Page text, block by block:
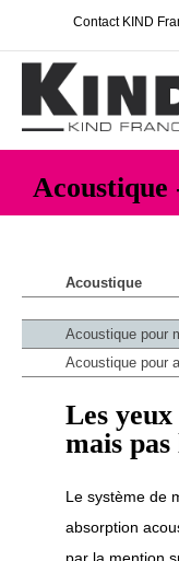
Contact KIND
Acoustique
Acoustique
Acoustique pour
Acoustique pour
Les
mais
Le système de
absorption